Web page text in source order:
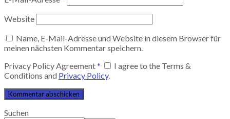
Website
Name, E-Mail-Adresse und Website in diesem Browser für
meinen nächsten Kommentar speichern.
Privacy Policy Agreement*
I agree to the Terms &
Conditions and Privacy Policy.
Suchen